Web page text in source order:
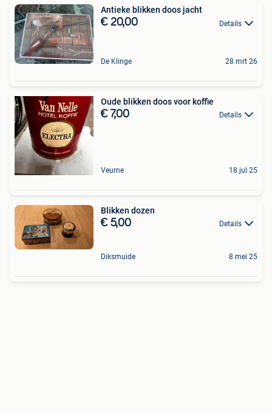
Antieke blikken doos jacht
€ 20,00 Details
De Klinge 28 mrt 26
Oude blikken doos voor koffie
€ 7,00 Details
Veurne 18 jul 25
Blikken dozen
€ 5,00 Details
Diksmuide 8 mei 25